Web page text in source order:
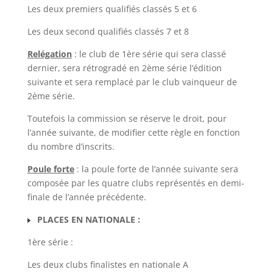
Les deux premiers qualifiés classés 5 et 6
Les deux second qualifiés classés 7 et 8
Relégation: le club de 1ère série qui sera classé
dernier, sera rétrogradé en 2ème série l’édition
suivante et sera remplacé par le club vainqueur de
2ème série.
Toutefois la commission se réserve le droit, pour
l’année suivante, de modifier cette règle en fonction
du nombre d’inscrits.
Poule forte: la poule forte de l’année suivante sera
composée par les quatre clubs représentés en demi-
finale de l’année précédente.
PLACES EN NATIONALE :
1ère série :
Les deux clubs finalistes en nationale A